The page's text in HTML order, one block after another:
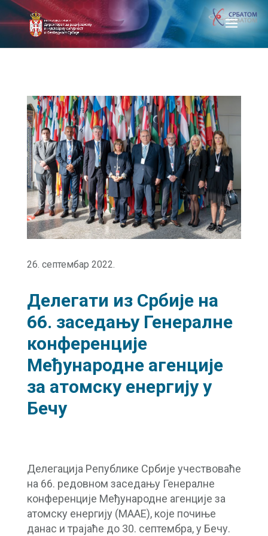
26. септембар 2022.
Делегати из Србије на
66. заседању Генералне
конференције
Међународне агенције
за атомску енергију у
Бечу
Делегација Републике Србије учествоваће
на 66. редовном заседању Генералне
конференције Међународне агенције за
атомску енергију (MAAE), које почиње
данас и трајаће до 30. септембра, у Бечу.